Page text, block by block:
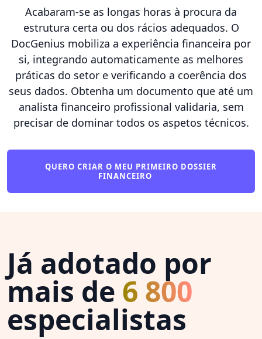
Acabaram-se as longas horas à procura da
estrutura certa ou dos rácios adequados. O
DocGenius mobiliza a experiência financeira por
si, integrando automaticamente as melhores
práticas do setor e verificando a coerência dos
seus dados. Obtenha um documento que até um
analista financeiro profissional validaria, sem
precisar de dominar todos os aspetos técnicos.
QUERO CRIAR O MEU PRIMEIRO DOSSIER
FINANCEIRO
Já adotado por
mais de 6 800
especialistas